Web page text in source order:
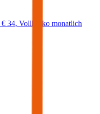
€ 34, Vollkasko monatlich